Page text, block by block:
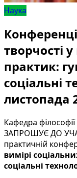
Наука
творчості
практик:
соціальні
листопада
Кафедра філософії
ЗАПРОШУЄ ДО
практичній
вимірі
соціальні